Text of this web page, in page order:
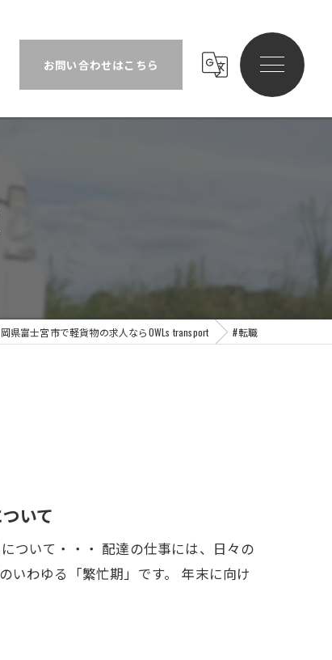
お問い合わせはこちら
県富士宮市で軽貨物の求人ならOWLs transport #転職
いて
ついて・・・ 配達の仕事には、日々の
いわゆる「繁忙期」です。 年末に向け